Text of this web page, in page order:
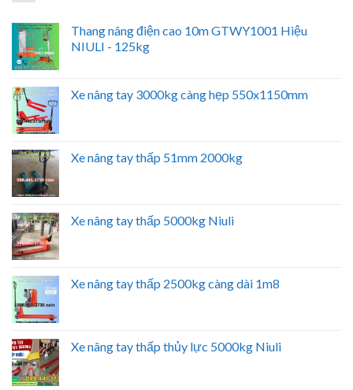
Thang nâng điện cao 10m GTWY1001 Hiệu
NIULI - 125kg
Xe nâng tay 3000kg càng hẹp 550x1150mm
Xe nâng tay thấp 51mm 2000kg
Xe nâng tay thấp 5000kg Niuli
Xe nâng tay thấp 2500kg càng dài 1m8
Xe nâng tay thấp thủy lực 5000kg Niuli